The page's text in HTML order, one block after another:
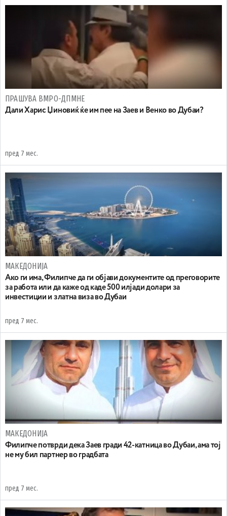
ПРАШУВА ВМРО-ДПМНЕ
Дали Харис Џиновиќ ќе им пее на Заев и Венко во Дубаи?
пред 7 мес.
МАКЕДОНИЈА
Ако ги има, Филипче да ги објави документите од преговорите
за работа или да каже од каде 500 илјади долари за
инвестиции и златна виза во Дубаи
пред 7 мес.
МАКЕДОНИЈА
Филипче потврди дека Заев гради 42-катница во Дубаи, ама тој
не му бил партнер во градбата
пред 7 мес.